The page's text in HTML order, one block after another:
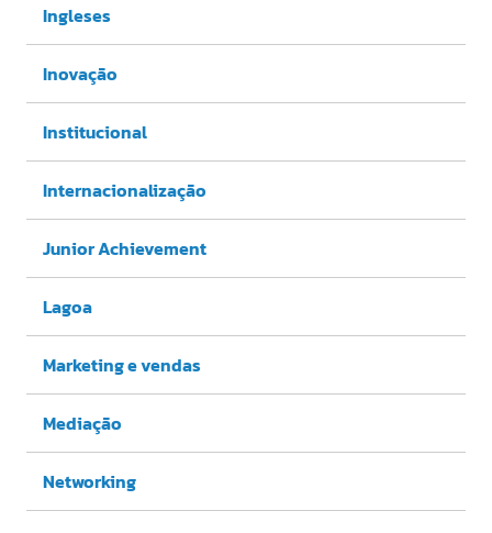
Ingleses
Inovação
Institucional
Internacionalização
Junior Achievement
Lagoa
Marketing e vendas
Mediação
Networking